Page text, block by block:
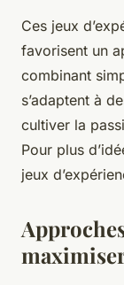
Ces jeux
favorisent un
combinant
s’adaptent à
cultiver la
Pour plus
jeux